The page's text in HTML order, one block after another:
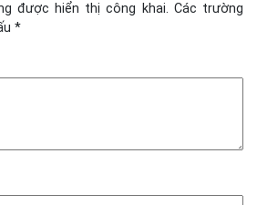
được hiển thị công khai. Các trường
*